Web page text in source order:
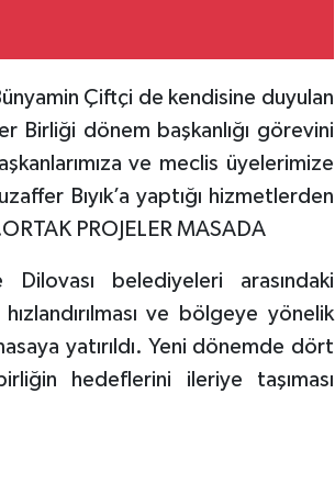
Çiftçi de kendisine duyulan
Birliği dönem başkanlığı görevini
ve meclis üyelerimize
Bıyık’a yaptığı hizmetlerden
PROJELER MASADA
belediyeleri arasındaki
ve bölgeye yönelik
yatırıldı. Yeni dönemde dört
hedeflerini ileriye taşıması